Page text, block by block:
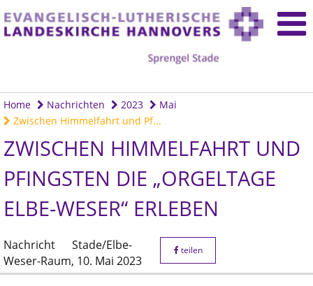
Home Nachrichten 2023
Mai
Zwischen Himmelfahrt und Pf...
ZWISCHEN HIMMELFAHRT UND
PFINGSTEN DIE „ORGELTAGE
ELBE-WESER“ ERLEBEN
Nachricht
Stade/Elbe-
Weser-Raum, 10. Mai 2023
teilen